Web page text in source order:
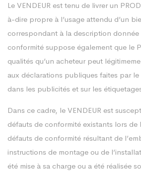
Le VENDEUR est tenu de livrer un
à-dire propre à l’usage attendu d’un
correspondant à la description donnée
conformité suppose également que le
qualités qu’un acheteur peut
aux déclarations publiques faites par le
dans les publicités et sur les
Dans ce cadre, le VENDEUR est
défauts de conformité existants lors de
défauts de conformité résultant de
instructions de montage ou de
été mise à sa charge ou a été réalisée